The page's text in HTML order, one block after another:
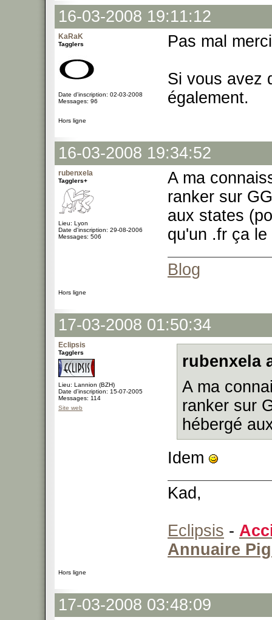
16-03-2008 19:11:12
KaRaK
Tagglers
Date d'inscription: 02-03-2008
Messages: 96
Pas mal
Si vous avez
également.
Hors ligne
16-03-2008 19:34:52
rubenxela
Tagglers+
Lieu: Lyon
Date d'inscription: 29-08-2006
Messages: 506
A ma
ranker sur
aux states
qu'un .fr ça
Blog
Hors ligne
17-03-2008 01:50:34
Eclipsis
Tagglers
Lieu: Lannion (BZH)
Date d'inscription: 15-07-2005
Messages: 114
Site web
rubenxela
A ma
ranker sur
hébergé
Idem
Kad,
Eclipsis -
Annuaire
Hors ligne
17-03-2008 03:48:09